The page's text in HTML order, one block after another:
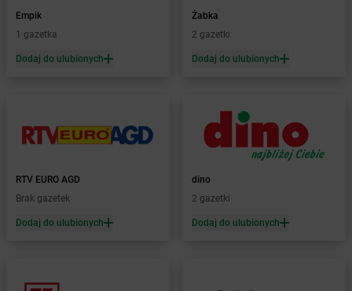
dino Bobolice
dino Bobrek
dino Bobrowice
dino Bobrowo
dino Bodzewo
dino
Bogatynia
dino Boguszów-Gorce
dino Bojadła
Empik
1 gazetka
Dodaj do ulubionych
Żabka
2 gazetki
Dodaj do ulubionych
RTV EURO AGD
Brak gazetek
Dodaj do ulubionych
dino
2 gazetki
Dodaj do ulubionych